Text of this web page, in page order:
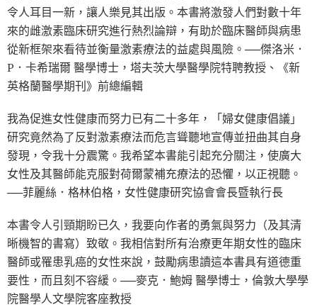
令人耳目一新，讓人樂見其出版。本書將激發人們對數十年
來的雌激素臨床研究進行熱烈論辯，有助於臨床醫師與病患
從新框架來看待並衡量激素療法的益處與風險。──傑洛米．
P．卡希瑞爾 醫學博士，塔夫茨大學醫學院特聘教授、《新
英格蘭醫學期刊》前總編輯
我為促進女性健康而努力已有二十多年，「婦女健康倡議」
研究竟然為了反對激素療法而危言聳聽地宣傳並扭曲其自身
發現，令我十分震驚。我希望本書能引起充分關注，使廣大
女性及其醫師能克服對荷爾蒙補充療法的恐懼，以正視聽。
──菲麗絲．格林伯格，女性健康研究協會會長暨執行長
本書令人引頸期盼已久，我要向作者的勇氣與努力（及其清
晰機智的書寫）致敬。我相信對所有治療更年期女性的臨床
醫師或罹患乳癌的女性來說，鼓勵病患讀這本書具有道德重
要性，而且刻不容緩。──麥克．鮑姆 醫學博士，倫敦大學學
院醫學人文學院客座教授